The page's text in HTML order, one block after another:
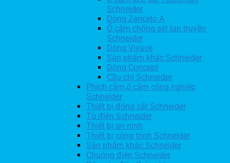
Schneider
Dòng Zencelo A
Ổ cắm chống sét lan truyền
Schneider
Dòng Vivace
Sản phẩm khác Schneider
Dòng Concept
Cầu chì Schneider
Phích cắm,ổ cắm công nghiệp
Schneider
Thiết bị đóng cắt Schneider
Tủ điện Schneider
Thiết bị an ninh
Thiết bị công trình Schneider
Sản phẩm khác Schneider
Chuông điện Schneider